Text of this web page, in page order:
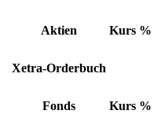
Aktien Kurs %
Xetra-Orderbuch
Fonds Kurs %